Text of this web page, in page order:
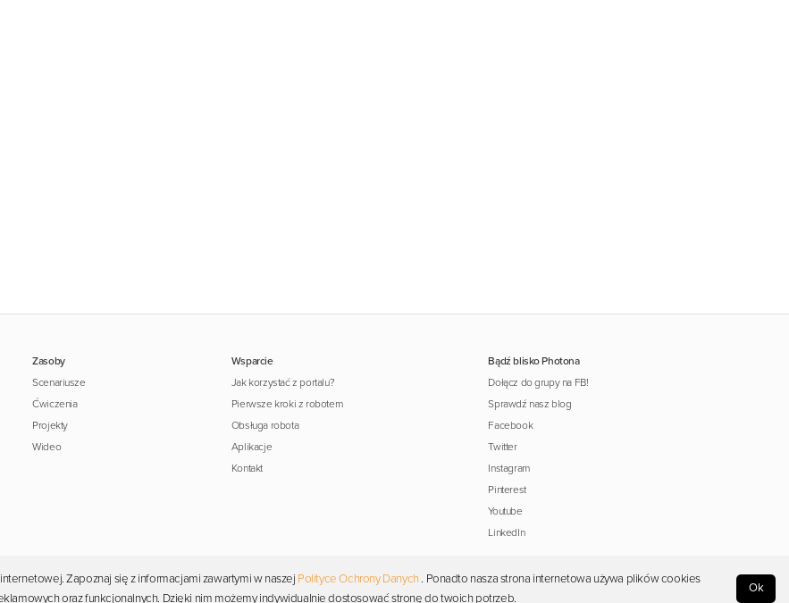
Zasoby
Scenariusze
Ćwiczenia
Projekty
Wideo
Wsparcie
Jak korzystać z portalu?
Pierwsze kroki z robotem
Obsługa robota
Aplikacje
Kontakt
Bądź blisko Photona
Dołącz do grupy na FB!
Sprawdź nasz blog
Facebook
Twitter
Instagram
Pinterest
Youtube
LinkedIn
Copyright © 2026 Photon. Wszelkie prawa zastrzeżone.
Zapoznaj się z informacjami zawartymi w naszej Polityce Ochrony Danych . Ponadto nasza strona internetowa używa plików cookies
oraz funkcjonalnych. Dzięki nim możemy indywidualnie dostosować stronę do twoich potrzeb.
Ok